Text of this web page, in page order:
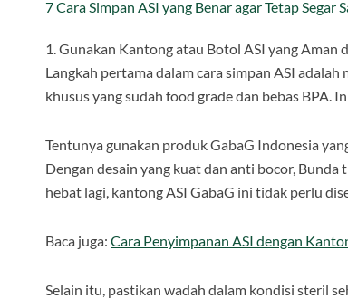
7 Cara Simpan ASI yang Benar agar Tetap Segar
1. Gunakan Kantong atau Botol ASI yang Aman
Langkah pertama dalam cara simpan ASI
khusus yang sudah food grade dan bebas BPA.
Tentunya gunakan produk GabaG Indonesia
Dengan desain yang kuat dan anti bocor,
hebat lagi, kantong ASI GabaG ini tidak perlu
Baca juga: Cara Penyimpanan ASI dengan
Selain itu, pastikan wadah dalam kondisi steril